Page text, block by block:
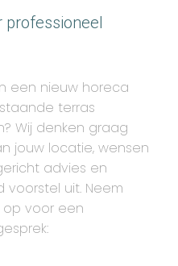
professioneel
een nieuw horeca
terras
Wij denken graag
jouw locatie, wensen
advies en
uit. Neem
voor een